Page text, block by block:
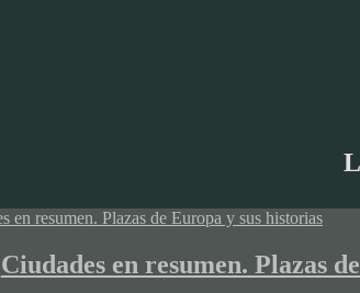
Ciudades en resumen. Plazas